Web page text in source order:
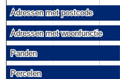
Adressen met postcode
Adressen met postcode
Adressen met woonfunctie
Adressen met woonfunctie
Panden
Panden
Percelen
Percelen